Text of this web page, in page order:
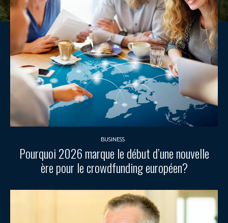
BUSINESS
Pourquoi 2026 marque le début d’une nouvelle
ère pour le crowdfunding européen?